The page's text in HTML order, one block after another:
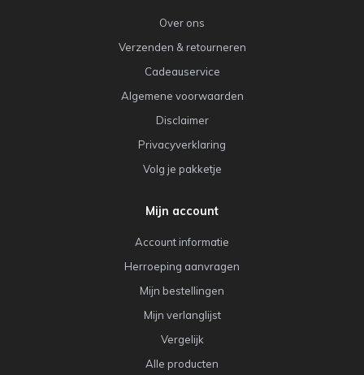
Over ons
Verzenden & retourneren
Cadeauservice
Algemene voorwaarden
Disclaimer
Privacyverklaring
Volg je pakketje
Mijn account
Account informatie
Herroeping aanvragen
Mijn bestellingen
Mijn verlanglijst
Vergelijk
Alle producten